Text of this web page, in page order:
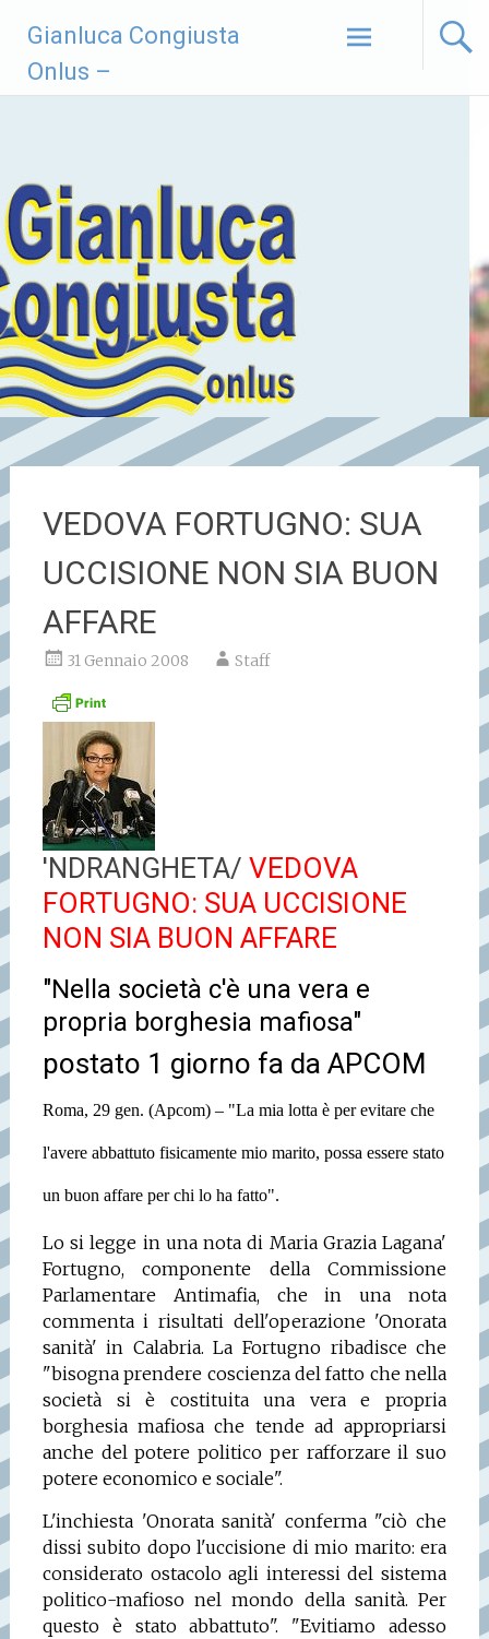
contenuto
Gianluca Congiusta
Onlus –
VEDOVA FORTUGNO: SUA
UCCISIONE NON SIA BUON
AFFARE
31 Gennaio 2008 Staff
'NDRANGHETA/ VEDOVA
FORTUGNO: SUA UCCISIONE
NON SIA BUON AFFARE
"Nella società c'è una vera e
propria borghesia mafiosa"
postato 1 giorno fa da APCOM
Roma, 29 gen. (Apcom) – "La mia lotta è per evitare che
l'avere abbattuto fisicamente mio marito, possa essere stato
un buon affare per chi lo ha fatto".
Lo si legge in una nota di Maria Grazia Lagana'
Fortugno, componente della Commissione
Parlamentare Antimafia, che in una nota
commenta i risultati dell'operazione 'Onorata
sanità' in Calabria. La Fortugno ribadisce che
"bisogna prendere coscienza del fatto che nella
società si è costituita una vera e propria
borghesia mafiosa che tende ad appropriarsi
anche del potere politico per rafforzare il suo
potere economico e sociale".
L'inchiesta 'Onorata sanità' conferma "ciò che
dissi subito dopo l'uccisione di mio marito: era
considerato ostacolo agli interessi del sistema
politico-mafioso nel mondo della sanità. Per
questo è stato abbattuto". "Evitiamo adesso